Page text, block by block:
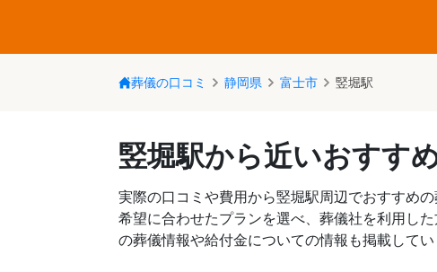
葬儀の口コミ 静岡県 富士市 竪堀駅
竪堀駅から近いおすす
実際の口コミや費用から竪堀駅周辺でおすすめ
希望に合わせたプランを選べ、葬儀社を利用し
の葬儀情報や給付金についての情報も掲載して